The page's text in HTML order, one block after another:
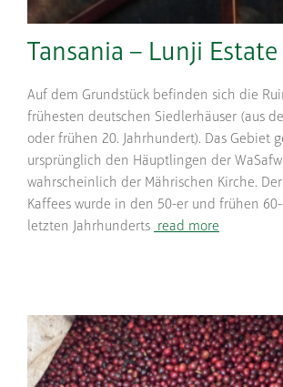
Tansania – Lunji Estate
Auf dem Grundstück befinden sich die
frühesten deutschen Siedlerhäuser (aus
oder frühen 20. Jahrhundert). Das Gebiet
ursprünglich den Häuptlingen der
wahrscheinlich der Mährischen Kirche.
Kaffees wurde in den 50-er und frühen
letzten Jahrhunderts read more